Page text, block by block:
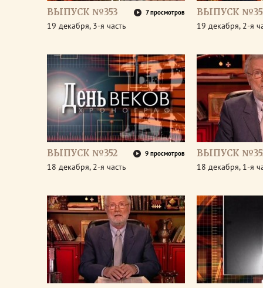
ВЫПУСК №353 7 просмотров
19 декабря, 3-я часть
ВЫПУСК
19 декабря, 2-я
ВЫПУСК №352 9 просмотров
18 декабря, 2-я часть
ВЫПУСК
18 декабря, 1-я